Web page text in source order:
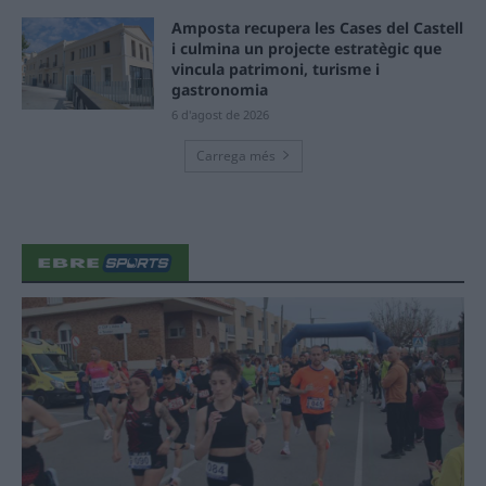
Amposta recupera les Cases del Castell
i culmina un projecte estratègic que
vincula patrimoni, turisme i
gastronomia
6 d'agost de 2026
Carrega més